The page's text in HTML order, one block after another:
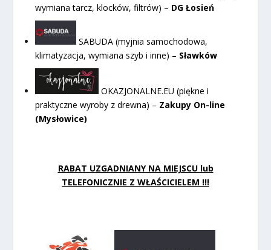
wymiana tarcz, klocków, filtrów) – DG Łosień
SABUDA (myjnia samochodowa,
klimatyzacja, wymiana szyb i inne) – Sławków
OKAZJONALNE.EU (piękne i
praktyczne wyroby z drewna) – Zakupy On-line
(Mysłowice)
RABAT UZGADNIANY NA MIEJSCU lub
TELEFONICZNIE Z WŁAŚCICIELEM !!!